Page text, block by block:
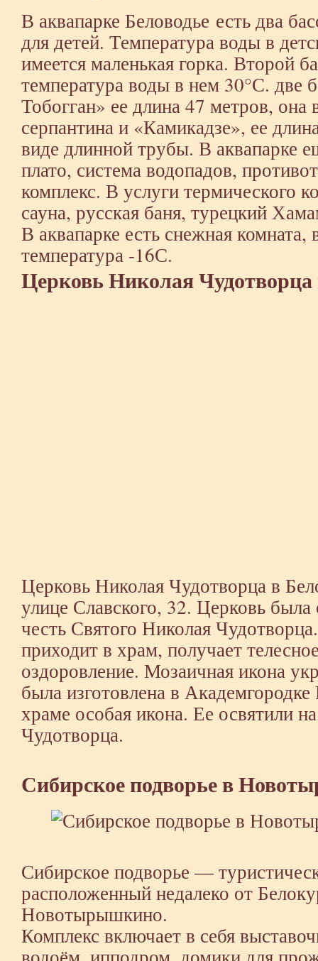
В аквапарке Беловодье есть два
для детей. Температура воды в
имеется маленькая горка. Второй
температура воды в нем 30°С. две
Тобогган» ее длина 47 метров, она
серпантина и «Камикадзе», ее
виде длинной трубы. В аквапарке
плато, система водопадов,
комплекс. В услуги термического
сауна, русская баня, турецкий
В аквапарке есть снежная комната,
температура -16С.
Церковь Николая Чудотворца
Церковь Николая Чудотворца в
улице Славского, 32. Церковь
честь Святого Николая
приходит в храм, получает
оздоровление. Мозаичная икона
была изготовлена в
храме особая икона. Ее освятили
Чудотворца.
Сибирское подворье в
Сибирское подворье —
расположенный недалеко от
Новотырышкино.
Комплекс включает в себя